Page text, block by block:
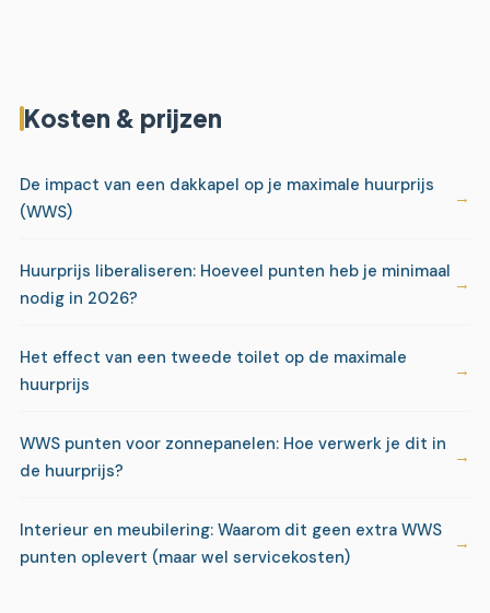
Kosten & prijzen
De impact van een dakkapel op je maximale huurprijs
(WWS)
Huurprijs liberaliseren: Hoeveel punten heb je minimaal
nodig in 2026?
Het effect van een tweede toilet op de maximale
huurprijs
WWS punten voor zonnepanelen: Hoe verwerk je dit in
de huurprijs?
Interieur en meubilering: Waarom dit geen extra WWS
punten oplevert (maar wel servicekosten)